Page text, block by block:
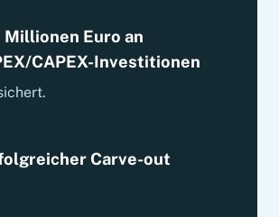
Millionen Euro an
CAPEX-Investitionen
Carve-out